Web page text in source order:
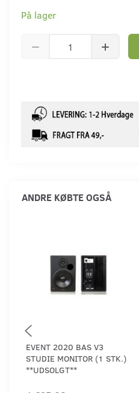
På lager
ANDRE KØBTE OGSÅ
EVENT 2020 BAS V3
STUDIE MONITOR (1 STK.)
**UDSOLGT**